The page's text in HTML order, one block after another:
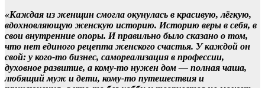
«Каждая из женщин смогла окунулась в красивую, лёгкую,
вдохновляющую женскую историю. Историю веры в себя, в
свои внутренние опоры. И правильно было сказано о том,
что нет единого рецепта женского счастья. У каждой он
свой: у кого-то бизнес, самореализация в профессии,
духовное развитие, а кому-то нужен дом — полная чаша,
любящий муж и дети, кому-то путешествия и